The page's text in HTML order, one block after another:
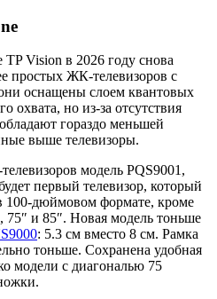
Vision в 2026 году снова
простых ЖК-телевизоров с
оснащены слоем квантовых
охвата, но из-за отсутствия
гораздо меньшей
выше телевизоры.
модель PQS9001,
первый телевизор, который
100-дюймовом формате, кроме
75″ и 85″. Новая модель тоньше
: 5.3 см вместо 8 см. Рамка
тоньше. Сохранена удобная
модели с диагональю 75